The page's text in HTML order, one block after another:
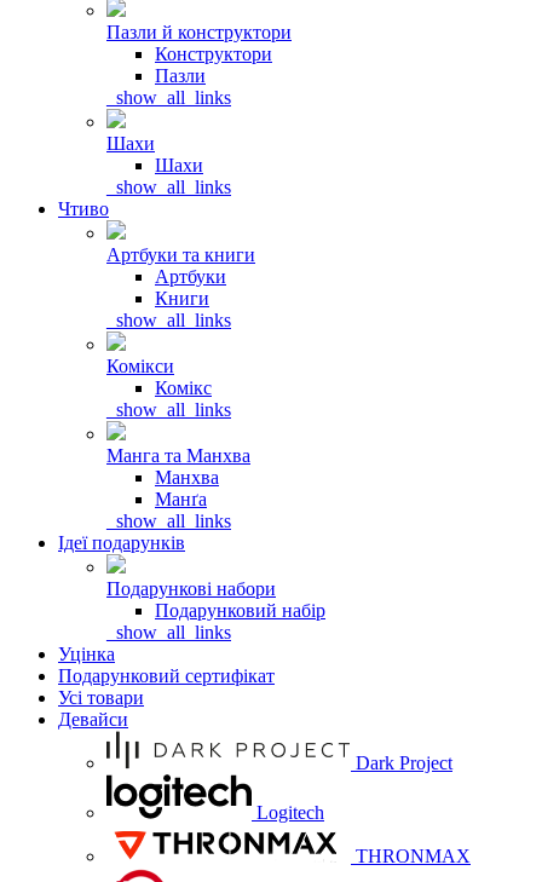
Пазли й конструктори
Конструктори
Пазли
_show_all_links
Шахи
Шахи
_show_all_links
Чтиво
Артбуки та книги
Артбуки
Книги
_show_all_links
Комікси
Комікс
_show_all_links
Манга та Манхва
Манхва
Манґа
_show_all_links
Ідеї подарунків
Подарункові набори
Подарунковий набір
_show_all_links
Уцінка
Подарунковий сертифікат
Усі товари
Девайси
Dark Project
Logitech
THRONMAX